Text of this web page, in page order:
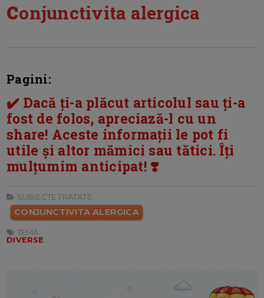
conjunctivita alergica
Pagini:
✔️ Dacă ți-a plăcut articolul sau ți-a
fost de folos, apreciază-l cu un
share! Aceste informații le pot fi
utile și altor mămici sau tătici. Îți
mulțumim anticipat! ❣️
SUBIECTE TRATATE:
CONJUNCTIVITA ALERGICA
TEMA:
DIVERSE